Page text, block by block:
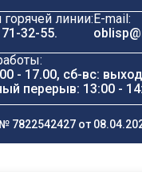
линии:
32-55.
E-mail:
- 17.00, сб-вс:
перерыв: 13:00 -
7822542427 от